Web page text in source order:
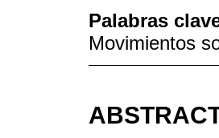
Palabras
Movimientos